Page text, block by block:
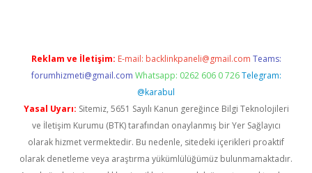
Reklam ve İletişim: E-mail: backlinkpaneli@gmail.com Teams:
forumhizmeti@gmail.com Whatsapp: 0262 606 0 726 Telegram:
@karabul
Yasal Uyarı: Sitemiz, 5651 Sayılı Kanun gereğince Bilgi Teknolojileri
ve İletişim Kurumu (BTK) tarafından onaylanmış bir Yer Sağlayıcı
olarak hizmet vermektedir. Bu nedenle, sitedeki içerikleri proaktif
olarak denetleme veya araştırma yükümlülüğümüz bulunmamaktadır.